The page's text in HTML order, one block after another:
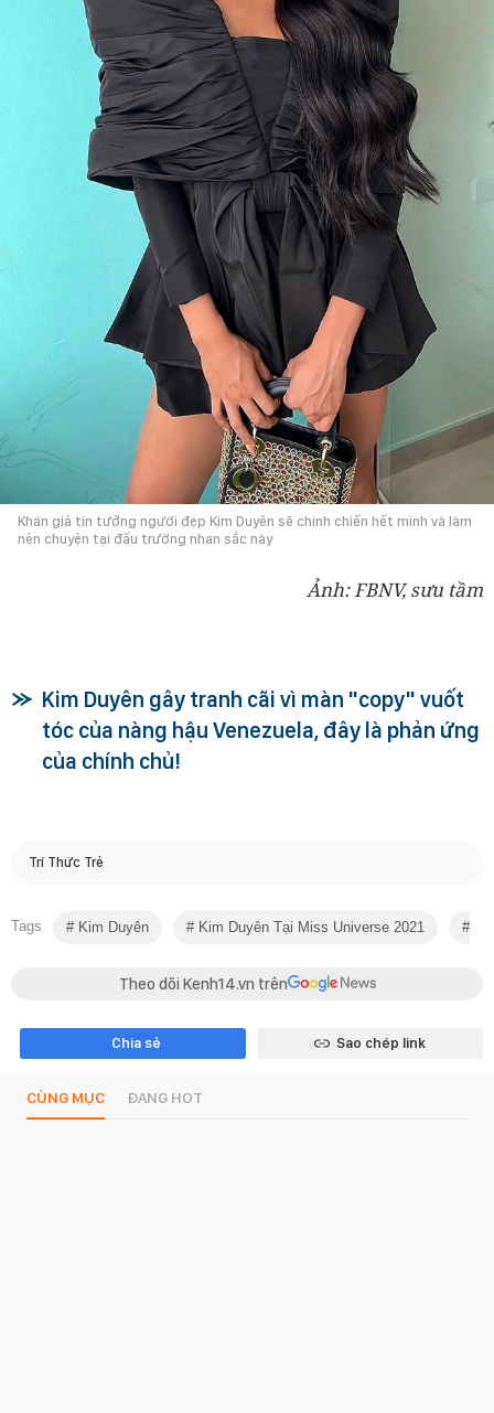
Khán giả tin tưởng người đẹp Kim Duyên sẽ chinh chiến hết mình và làm
nên chuyện tại đấu trường nhan sắc này
Ảnh: FBNV, sưu tầm
Kim Duyên gây tranh cãi vì màn "copy" vuốt
tóc của nàng hậu Venezuela, đây là phản ứng
của chính chủ!
Trí Thức Trẻ
Tags Kim Duyên Kim Duyên Tại Miss Universe 2021
Theo dõi Kenh14.vn trên
Chia sẻ Sao chép link
CÙNG MỤC ĐANG HOT